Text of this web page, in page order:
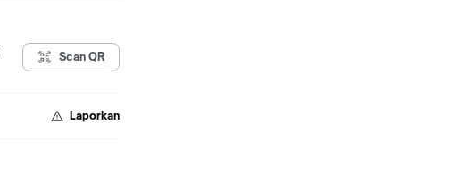
Scan QR
Laporkan